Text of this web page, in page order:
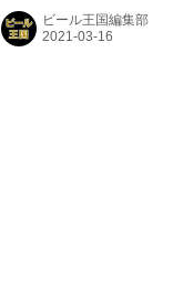
ル”を目指している。
定！ OGA BREWING
ビール王国編集部